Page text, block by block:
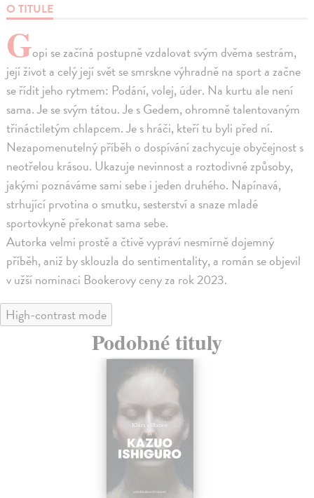
O TITULE
Gopi se začíná postupně vzdalovat svým dvěma sestrám,
její život a celý její svět se smrskne výhradně na sport a začne
se řídit jeho rytmem: Podání, volej, úder. Na kurtu ale není
sama. Je se svým tátou. Je s Gedem, ohromně talentovaným
třináctiletým chlapcem. Je s hráči, kteří tu byli před ní.
Nezapomenutelný příběh o dospívání zachycuje obyčejnost s
neotřelou krásou. Ukazuje nevinnost a roztodivné způsoby,
jakými poznáváme sami sebe i jeden druhého. Napínavá,
strhující prvotina o smutku, sesterství a snaze mladé
sportovkyně překonat sama sebe.
Autorka velmi prostě a čtivě vypráví nesmírně dojemný
příběh, aniž by sklouzla do sentimentality, a román se objevil
v užší nominaci Bookerovy ceny za rok 2023.
High-contrast mode
Podobné tituly